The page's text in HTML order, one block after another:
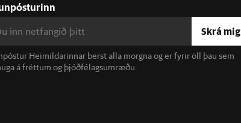
Skrá mig
Heimildarinnar berst alla morgna og er fyrir öll þau sem
á fréttum og þjóðfélagsumræðu.